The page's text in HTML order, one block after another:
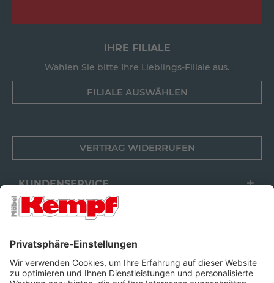
IHRE FILIALE
Wählen Sie bitte Ihre Lieblings-Filiale aus.
FILIALE AUSWÄHLEN
VERTRAG WIDERRUFEN
KUNDENSERVICE
FILIALEN
FOLGEN SIE UNS